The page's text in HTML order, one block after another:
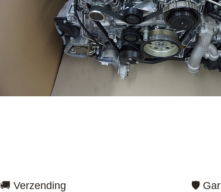
🚚 Verzending 🛡️